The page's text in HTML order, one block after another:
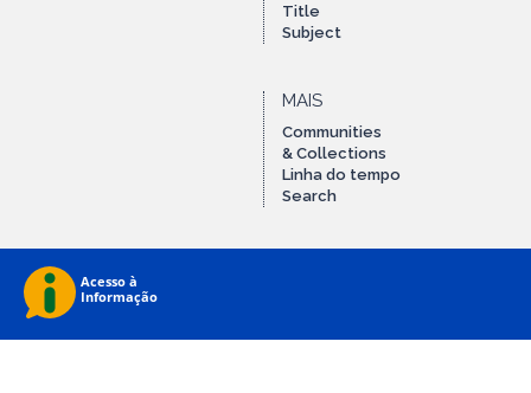
Title
Subject
MAIS
Communities
& Collections
Linha do tempo
Search